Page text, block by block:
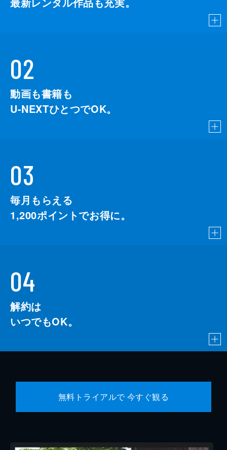
02
動画も書籍も
U-NEXTひとつでOK。
03
毎月もらえる
1,200ポイントでお得に。
04
解約は
いつでもOK。
無料トライアルで 今すぐ観る